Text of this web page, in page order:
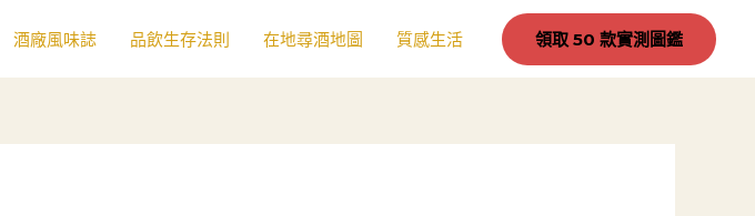
酒廠風味誌 品飲生存法則 在地尋酒地圖 質感生活 領取 50 款實測圖鑑